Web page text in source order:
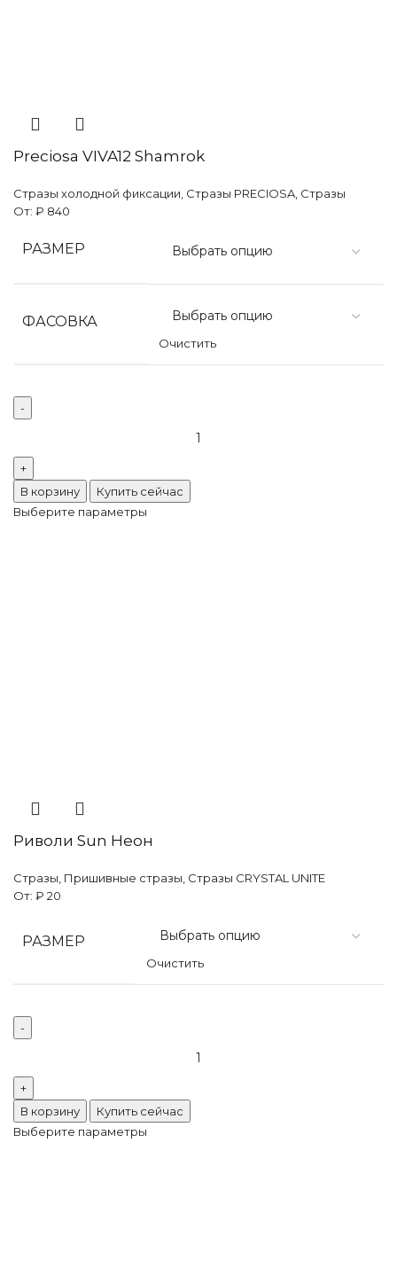
Preciosa VIVA12 Shamrok
Стразы холодной фиксации Стразы PRECIOSA Стразы
От: ₽ 840
РАЗМЕР
ФАСОВКА
Очистить
В корзину
Купить сейчас
Выберите параметры
Риволи Sun Неон
Стразы Пришивные стразы Стразы CRYSTAL UNITE
От: ₽ 20
РАЗМЕР
Очистить
В корзину
Купить сейчас
Выберите параметры